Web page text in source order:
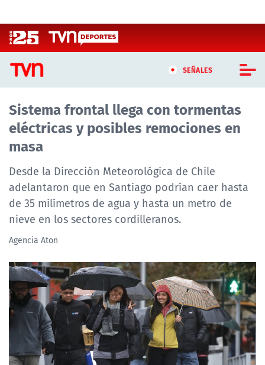
SEÑALES
CASTING MASTERCHEF CHILE
CASTING TVN VERTICAL
TVN VERTICAL
TVN PLAY
PROGRAMAS
NTV
ACTUALIDAD Y TENDENCIAS
CORPORATIVO Y TRANSPARENCIA
Sistema frontal llega con tormentas
eléctricas y posibles remociones en
masa
Desde la Dirección Meteorológica de Chile
adelantaron que en Santiago podrían caer hasta
de 35 milímetros de agua y hasta un metro de
nieve en los sectores cordilleranos.
Agencia Aton